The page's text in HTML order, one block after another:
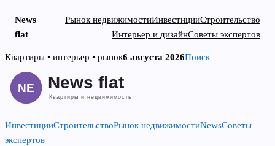
News
flat
Рынок недвижимостиИнвестицииСтроительство
Интерьер и дизайнСоветы экспертов
Skip
content
Квартиры • интерьер • рынок6 августа 2026Поиск
ИнвестицииСтроительствоРынок недвижимостиNewsСоветы
экспертов